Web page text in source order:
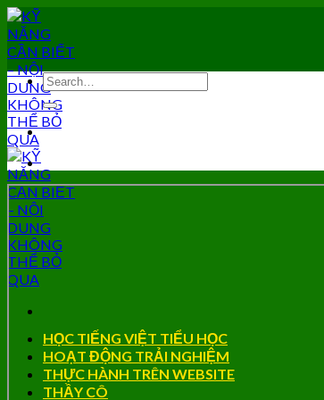
Skip
to
content
HỌC TIẾNG VIỆT TIỂU HỌC
HOẠT ĐỘNG TRẢI NGHIỆM
THỰC HÀNH TRÊN WEBSITE
THẦY CÔ